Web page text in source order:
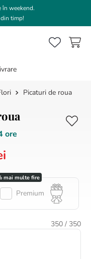
în weekend.
timp!
Picaturi de roua
ore
Premium
350 / 350